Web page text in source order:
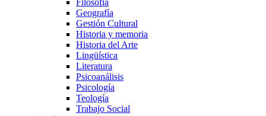
Filosofía
Geografía
Gestión Cultural
Historia y memoria
Historia del Arte
Lingüística
Literatura
Psicoanálisis
Psicología
Teología
Trabajo Social